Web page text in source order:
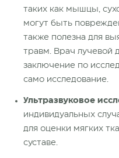
таких как мышцы,
могут быть
также полезна для
травм. Врач лучевой
заключение по
само исследование.
Ультразвуковое
индивидуальных
для оценки мягких
суставе.